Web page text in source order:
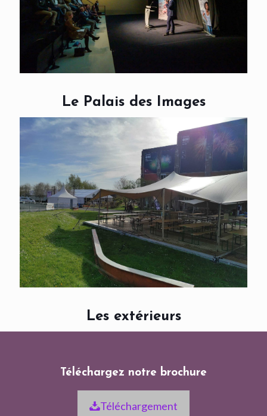
Le Palais des Images
Les extérieurs
Téléchargez notre brochure
Téléchargement